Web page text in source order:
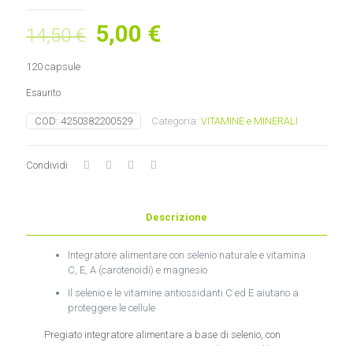
14,50€ Il
14,50 €.
5,00 €
5,00 €.
120 capsule
Esaurito
COD: 4250382200529 Categoria: VITAMINE e MINERALI
Condividi
Descrizione
Integratore alimentare con selenio naturale e vitamina
C, E, A (carotenoidi) e magnesio
Il selenio e le vitamine antiossidanti C ed E aiutano a
proteggere le cellule
Pregiato integratore alimentare a base di selenio, con